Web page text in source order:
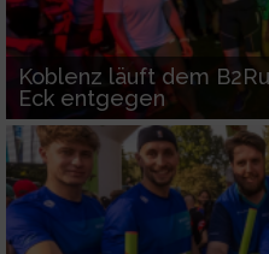
Koblenz läuft dem
Eck entgegen